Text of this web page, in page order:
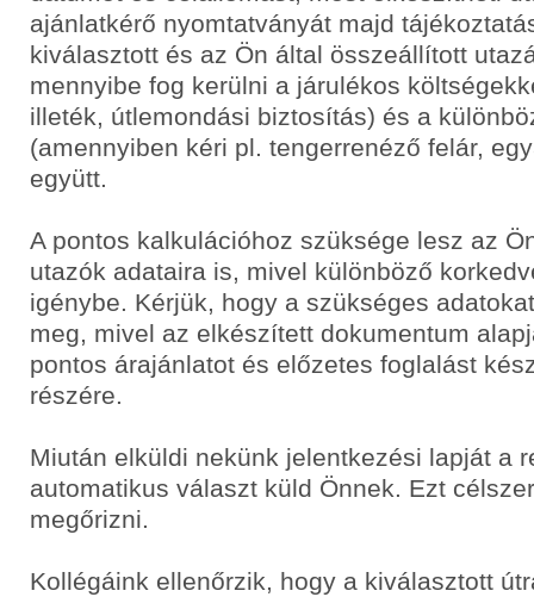
ajánlatkérő nyomtatványát majd
kiválasztott és az Ön által összeállított
mennyibe fog kerülni a járulékos
illeték, útlemondási biztosítás) és a
(amennyiben kéri pl. tengerrenéző felár,
együtt.
A pontos kalkulációhoz szüksége lesz az
utazók adataira is, mivel különböző
igénybe. Kérjük, hogy a szükséges
meg, mivel az elkészített dokumentum
pontos árajánlatot és előzetes foglalást
részére.
Miután elküldi nekünk jelentkezési lapját a
automatikus választ küld Önnek. Ezt
megőrizni.
Kollégáink ellenőrzik, hogy a kiválasztott